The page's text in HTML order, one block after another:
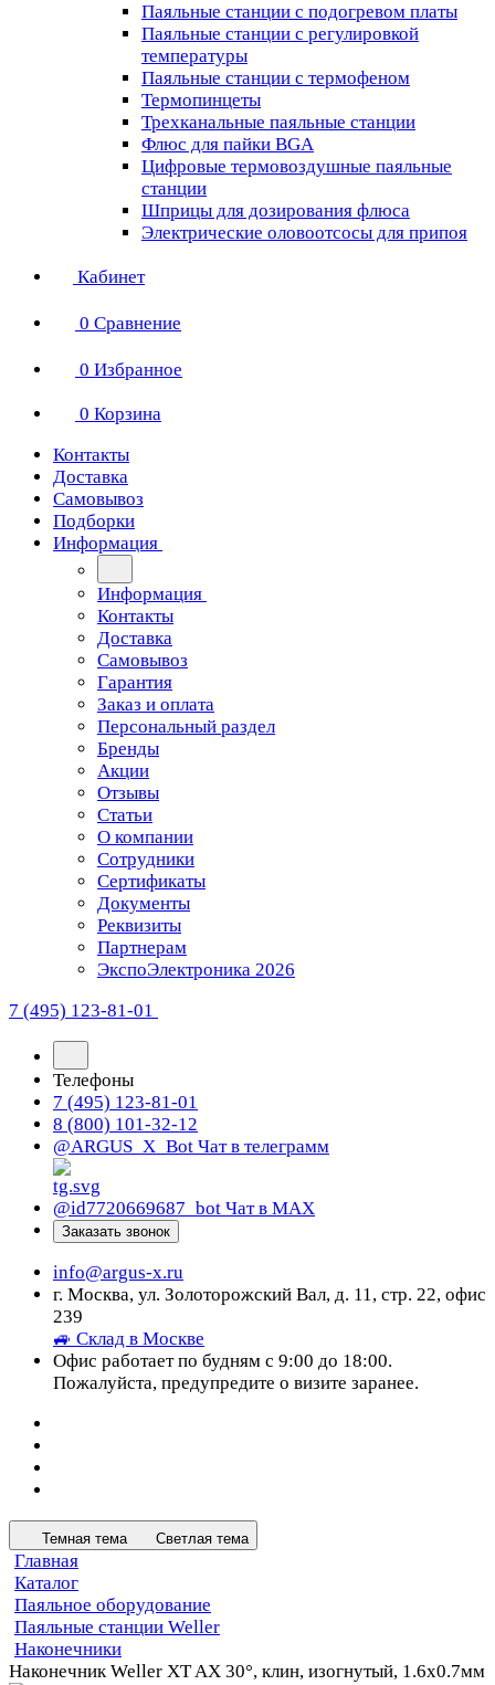
Паяльные станции с подогревом платы
Паяльные станции с регулировкой
температуры
Паяльные станции с термофеном
Термопинцеты
Трехканальные паяльные станции
Флюс для пайки BGA
Цифровые термовоздушные паяльные
станции
Шприцы для дозирования флюса
Электрические оловоотсосы для припоя
Кабинет
0 Сравнение
0 Избранное
0 Корзина
Контакты
Доставка
Самовывоз
Подборки
Информация
Информация
Контакты
Доставка
Самовывоз
Гарантия
Заказ и оплата
Персональный раздел
Бренды
Акции
Отзывы
Статьи
О компании
Сотрудники
Сертификаты
Документы
Реквизиты
Партнерам
ЭкспоЭлектроника 2026
7 (495) 123-81-01
Телефоны
7 (495) 123-81-01
8 (800) 101-32-12
@ARGUS_X_Bot Чат в телеграмм
@id7720669687_bot Чат в МАХ
Заказать звонок
info@argus-x.ru
г. Москва, ул. Золоторожский Вал, д. 11, стр. 22, офис
239
🚙 Склад в Москве
Офис работает по будням с 9:00 до 18:00.
Пожалуйста, предупредите о визите заранее.
Темная тема Светлая тема
Главная
Каталог
Паяльное оборудование
Паяльные станции Weller
Наконечники
Наконечник Weller XT AX 30°, клин, изогнутый, 1.6х0.7мм